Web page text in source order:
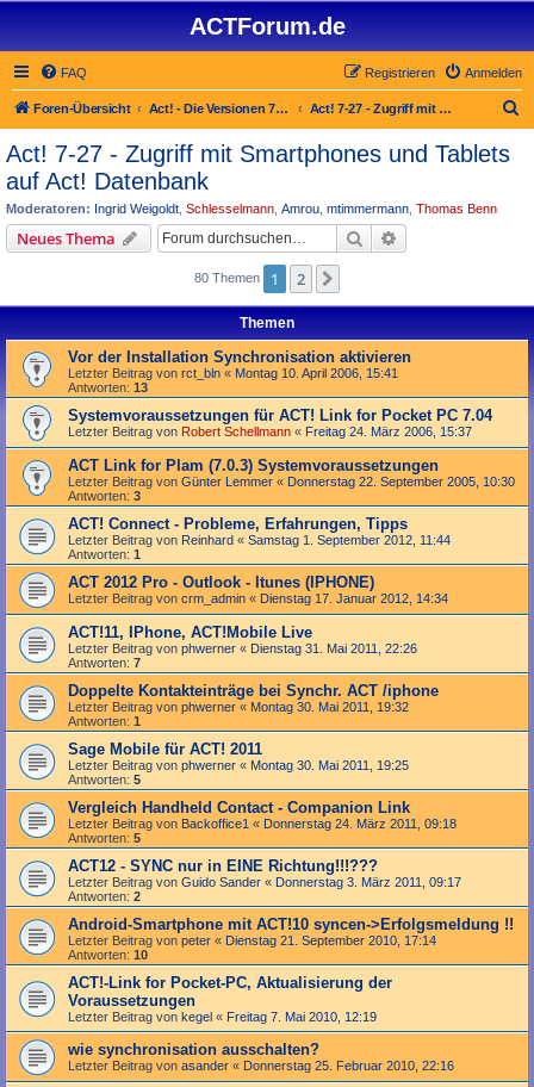
ACTForum.de
FAQ Anmelden
Registrieren
Foren-Übersicht Act! - Die Versionen 7.x bis 27.x Act! 7-27 - Zugriff mit Smart­phones und Tablets auf Act! Datenbank
Act! 7-27 - Zugriff mit Smart­phones und Tablets
auf Act! Datenbank
Moderatoren: Ingrid Weigoldt Schlesselmann Amrou mtimmermann Thomas Benn
Neues Thema Suche
80 Themen 1 2
Themen
Vor der Installation Synchronisation aktivieren
Letzter Beitrag von rct_bln « Montag 10. April 2006, 15:41
Antworten: 13
Systemvoraussetzungen für ACT! Link for Pocket PC 7.04
Letzter Beitrag von Robert Schellmann « Freitag 24. März 2006, 15:37
ACT Link for Plam (7.0.3) Systemvoraussetzungen
Letzter Beitrag von Günter Lemmer « Donnerstag 22. September 2005, 10:30
Antworten: 3
ACT! Connect - Probleme, Erfahrungen, Tipps
Letzter Beitrag von Reinhard « Samstag 1. September 2012, 11:44
Antworten: 1
ACT 2012 Pro - Outlook - Itunes (IPHONE)
Letzter Beitrag von crm_admin « Dienstag 17. Januar 2012, 14:34
ACT!11, IPhone, ACT!Mobile Live
Letzter Beitrag von phwerner « Dienstag 31. Mai 2011, 22:26
Antworten: 7
Doppelte Kontakteinträge bei Synchr. ACT /iphone
Letzter Beitrag von phwerner « Montag 30. Mai 2011, 19:32
Antworten: 1
Sage Mobile für ACT! 2011
Letzter Beitrag von phwerner « Montag 30. Mai 2011, 19:25
Antworten: 5
Vergleich Handheld Contact - Companion Link
Letzter Beitrag von Backoffice1 « Donnerstag 24. März 2011, 09:18
Antworten: 5
ACT12 - SYNC nur in EINE Richtung!!!???
Letzter Beitrag von Guido Sander « Donnerstag 3. März 2011, 09:17
Antworten: 2
Android-Smartphone mit ACT!10 syncen->Erfolgsmeldung !!
Letzter Beitrag von peter « Dienstag 21. September 2010, 17:14
Antworten: 10
ACT!-Link for Pocket-PC, Aktualisierung der
Voraussetzungen
Letzter Beitrag von kegel « Freitag 7. Mai 2010, 12:19
wie synchronisation ausschalten?
Letzter Beitrag von asander « Donnerstag 25. Februar 2010, 22:16